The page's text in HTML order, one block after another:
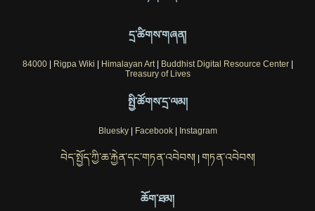
དྲ་ཚིགས་གཞན།
84000| Rigpa Wiki | Himalayan Art| Buddhist Digital Resource Center|
Treasury of Lives
སྤྱི་ཚོགས་དྲ་ལམ།
Bluesky| Facebook| Instagram
བེད་སྤྱོད་ཀྱི་ཆ་རྐྱེན་དང་གཏན་འབེབས།| གཏན་འབེབས།
ཆོག་ཐམ།